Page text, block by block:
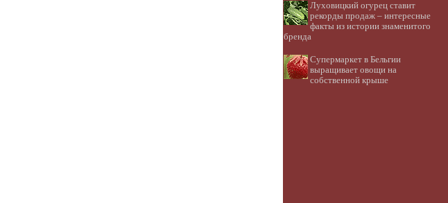
Луховицкий огурец ставит
рекорды продаж – интересные
факты из истории знаменитого
бренда
Супермаркет в Бельгии
выращивает овощи на
собственной крыше